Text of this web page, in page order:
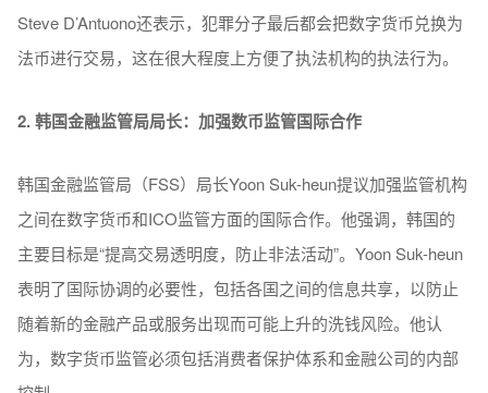
Steve D’Antuono还表示，犯罪分子最后都会把数字货币兑换为
法币进行交易，这在很大程度上方便了执法机构的执法行为。
2. 韩国金融监管局局长：加强数币监管国际合作
韩国金融监管局（FSS）局长Yoon Suk-heun提议加强监管机构
之间在数字货币和ICO监管方面的国际合作。他强调，韩国的
主要目标是“提高交易透明度，防止非法活动”。Yoon Suk-heun
表明了国际协调的必要性，包括各国之间的信息共享，以防止
随着新的金融产品或服务出现而可能上升的洗钱风险。他认
为，数字货币监管必须包括消费者保护体系和金融公司的内部